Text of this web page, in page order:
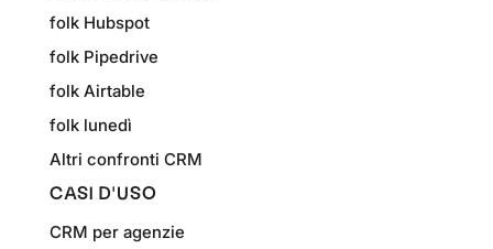
folk Hubspot
folk Pipedrive
folk Airtable
folk lunedì
Altri confronti CRM
CASI D'USO
CRM per agenzie